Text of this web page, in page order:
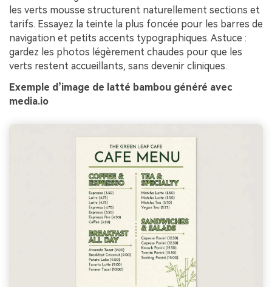
les verts mousse structurent naturellement sections et
tarifs. Essayez la teinte la plus foncée pour les barres de
navigation et petits accents typographiques. Astuce :
gardez les photos légèrement chaudes pour que les
verts restent accueillants, sans devenir cliniques.
Exemple d’image de latté bambou généré avec
media.io